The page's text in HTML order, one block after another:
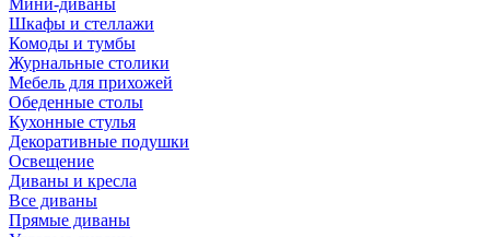
Мини-диваны
Шкафы и стеллажи
Комоды и тумбы
Журнальные столики
Мебель для прихожей
Обеденные столы
Кухонные стулья
Декоративные подушки
Освещение
Диваны и кресла
Все диваны
Прямые диваны